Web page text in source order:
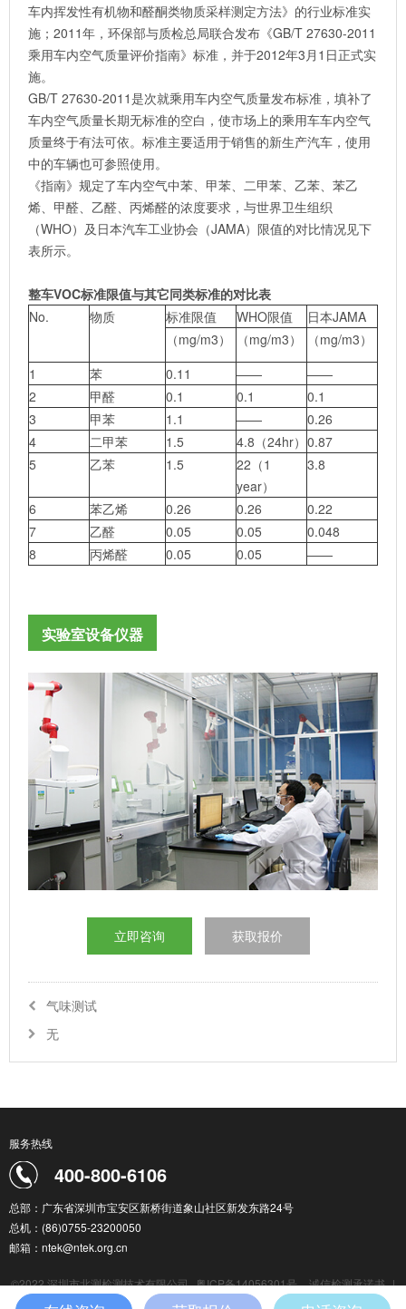
车内挥发性有机物和醛酮类物质采样测定方法》的行业标准实
施；2011年，环保部与质检总局联合发布《GB/T 27630-2011
乘用车内空气质量评价指南》标准，并于2012年3月1日正式实
施。
GB/T 27630-2011是次就乘用车内空气质量发布标准，填补了
车内空气质量长期无标准的空白，使市场上的乘用车车内空气
质量终于有法可依。标准主要适用于销售的新生产汽车，使用
中的车辆也可参照使用。
《指南》规定了车内空气中苯、甲苯、二甲苯、乙苯、苯乙
烯、甲醛、乙醛、丙烯醛的浓度要求，与世界卫生组织
（WHO）及日本汽车工业协会（JAMA）限值的对比情况见下
表所示。
整车VOC标准限值与其它同类标准的对比表
No.
物质 标准限值 WHO限值
日本JAMA
（mg/m3）
（mg/m3）
（mg/m3）
1
苯 0.11 ——
——
2
甲醛 0.1 0.1
0.1
3
甲苯 1.1 ——
0.26
4
二甲苯 1.5 4.8（24hr） 0.87
5
乙苯 1.5
22（1
year）
3.8
6 苯乙烯 0.26 0.26
0.22
7
乙醛 0.05 0.05
0.048
8
丙烯醛 0.05 0.05 ——
实验室设备仪器
立即咨询 获取报价
气味测试
无
服务热线
400-800-6106
总部：广东省深圳市宝安区新桥街道象山社区新发东路24号
总机：(86)0755-23200050
邮箱：ntek@ntek.org.cn
©2022 深圳市北测检测技术有限公司 粤ICP备14056301号 诚信检测承诺书 |
|